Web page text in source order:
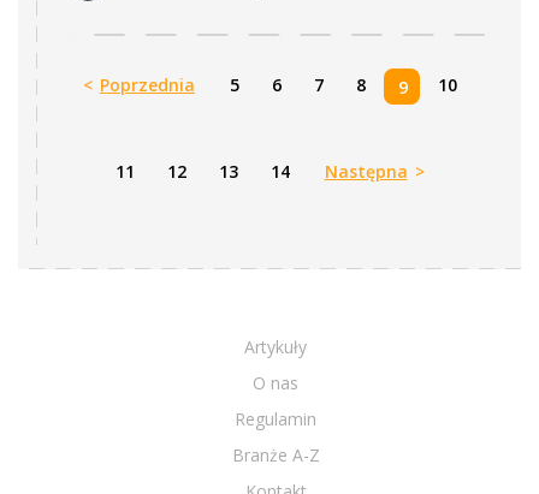
< Poprzednia 5 6 7 8 9 10
11 12 13 14 Następna >
Artykuły
O nas
Regulamin
Branże A-Z